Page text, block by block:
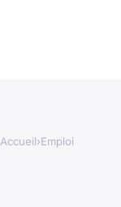
Accueil›Emploi